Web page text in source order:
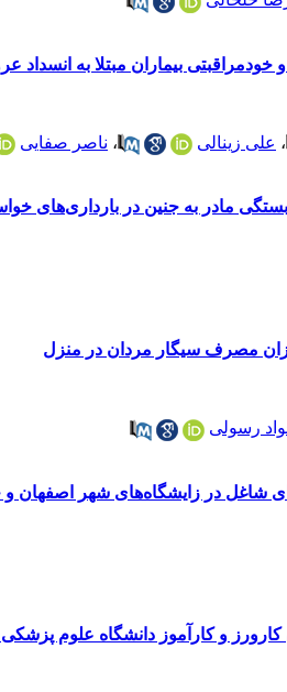
بیماران مبتلا به انسداد
، علی زینالی ، ناصر صفایی
مادر به جنین در بارداری‌های
مصرف سیگار مردان در منزل
رسولی
شاغل در زایشگاه‌های شهر اصفهان و
و کارآموز دانشگاه علوم